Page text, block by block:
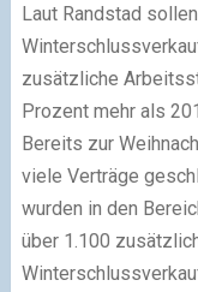
Laut Randstad
zusätzliche
Prozent mehr als
Bereits zur
viele Verträge
wurden in den
über 1.100